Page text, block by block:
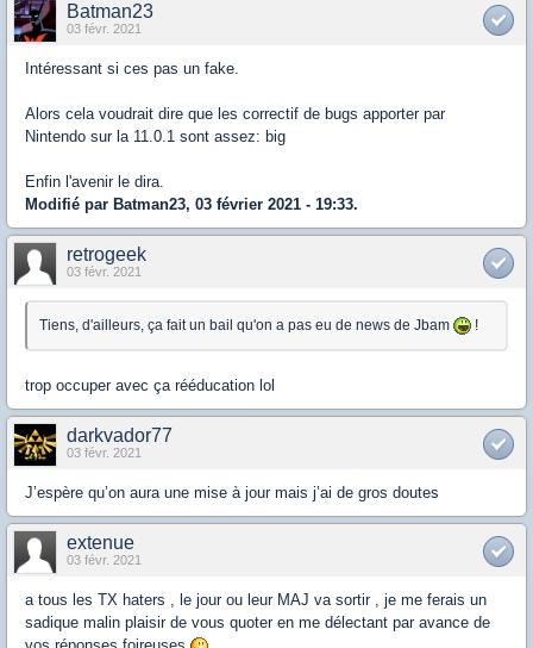
Batman23
03 févr. 2021
Intéressant si ces pas un fake.
Alors cela voudrait dire que les correctif de bugs apporter par
Nintendo sur la 11.0.1 sont assez: big
Enfin l'avenir le dira.
Modifié par Batman23, 03 février 2021 - 19:33.
retrogeek
03 févr. 2021
Tiens, d'ailleurs, ça fait un bail qu'on a pas eu de news de Jbam !
trop occuper avec ça rééducation lol
darkvador77
03 févr. 2021
J’espère qu’on aura une mise à jour mais j’ai de gros doutes
extenue
03 févr. 2021
a tous les TX haters , le jour ou leur MAJ va sortir , je me ferais un
sadique malin plaisir de vous quoter en me délectant par avance de